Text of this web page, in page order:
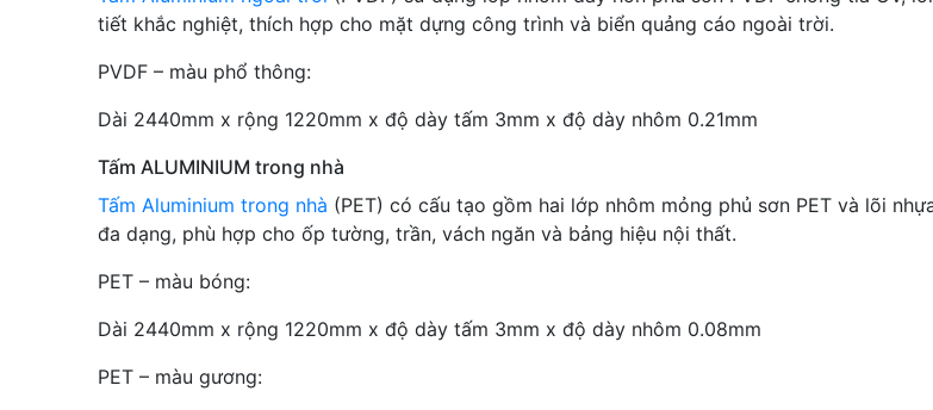
tiết khắc nghiệt, thích hợp cho mặt dựng công trình và biển quảng cáo ngoài trời.
PVDF – màu phổ thông:
Dài 2440mm x rộng 1220mm x độ dày tấm 3mm x độ dày nhôm 0.21mm
Tấm ALUMINIUM trong nhà
Tấm Aluminium trong nhà (PET) có cấu tạo gồm hai lớp nhôm mỏng phủ sơn PET và lõi
đa dạng, phù hợp cho ốp tường, trần, vách ngăn và bảng hiệu nội thất.
PET – màu bóng:
Dài 2440mm x rộng 1220mm x độ dày tấm 3mm x độ dày nhôm 0.08mm
PET – màu gương: